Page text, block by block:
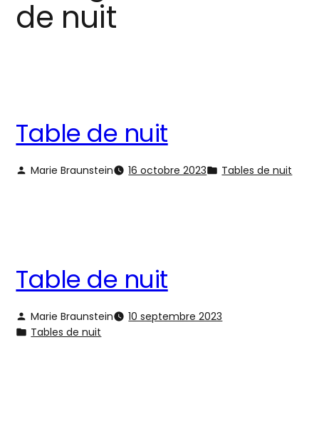
de nuit
Table de nuit
Marie Braunstein 16 octobre 2023 Tables de nuit
Table de nuit
Marie Braunstein
10 septembre 2023
Tables de nuit